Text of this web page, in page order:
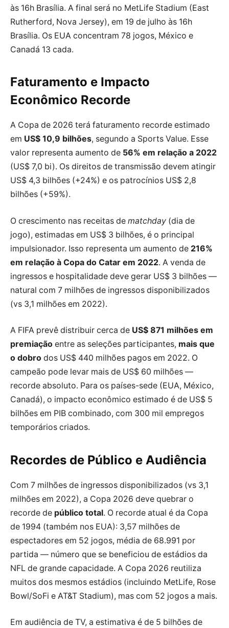
às 16h Brasília. A final será no MetLife Stadium (East
Rutherford, Nova Jersey), em 19 de julho às 16h
Brasília. Os EUA concentram 78 jogos, México e
Canadá 13 cada.
Faturamento e Impacto
Econômico Recorde
A Copa de 2026 terá faturamento recorde estimado
em US$ 10,9 bilhões, segundo a Sports Value. Esse
valor representa aumento de 56% em relação a 2022
(US$ 7,0 bi). Os direitos de transmissão devem atingir
US$ 4,3 bilhões (+24%) e os patrocínios US$ 2,8
bilhões (+59%).
O crescimento nas receitas de matchday (dia de
jogo), estimadas em US$ 3 bilhões, é o principal
impulsionador. Isso representa um aumento de 216%
em relação à Copa do Catar em 2022. A venda de
ingressos e hospitalidade deve gerar US$ 3 bilhões —
natural com 7 milhões de ingressos disponibilizados
(vs 3,1 milhões em 2022).
A FIFA prevê distribuir cerca de US$ 871 milhões em
premiação entre as seleções participantes, mais que
o dobro dos US$ 440 milhões pagos em 2022. O
campeão pode levar mais de US$ 60 milhões —
recorde absoluto. Para os países-sede (EUA, México,
Canadá), o impacto econômico estimado é de US$ 5
bilhões em PIB combinado, com 300 mil empregos
temporários criados.
Recordes de Público e Audiência
Com 7 milhões de ingressos disponibilizados (vs 3,1
milhões em 2022), a Copa 2026 deve quebrar o
recorde de público total. O recorde atual é da Copa
de 1994 (também nos EUA): 3,57 milhões de
espectadores em 52 jogos, média de 68.991 por
partida — número que se beneficiou de estádios da
NFL de grande capacidade. A Copa 2026 reutiliza
muitos dos mesmos estádios (incluindo MetLife, Rose
Bowl/SoFi e AT&T Stadium), mas com 52 jogos a mais.
Em audiência de TV, a estimativa é de 5 bilhões de